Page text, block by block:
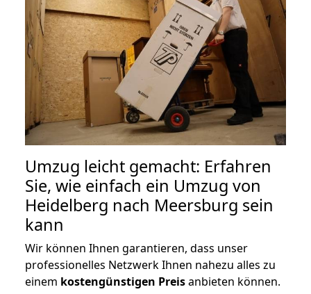
Umzug leicht gemacht: Erfahren
Sie, wie einfach ein Umzug von
Heidelberg nach Meersburg sein
kann
Wir können Ihnen garantieren, dass unser
professionelles Netzwerk Ihnen nahezu alles zu
einem kostengünstigen Preisanbieten können.